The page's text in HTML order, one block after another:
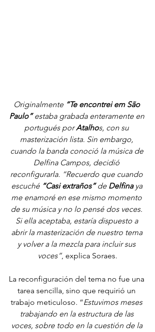
Originalmente “Te encontrei em São
Paulo” estaba grabada enteramente en
portugués por Atalhos, con su
masterización lista. Sin embargo,
cuando la banda conoció la música de
Delfina Campos, decidió
reconfigurarla. “Recuerdo que cuando
escuché “Casi extraños” de Delfina ya
me enamoré en ese mismo momento
de su música y no lo pensé dos veces.
Si ella aceptaba, estaría dispuesto a
abrir la masterización de nuestro tema
y volver a la mezcla para incluir sus
voces”, explica Soraes.
La reconfiguración del tema no fue una
tarea sencilla, sino que requirió un
trabajo meticuloso. “Estuvimos meses
trabajando en la estructura de las
voces, sobre todo en la cuestión de la